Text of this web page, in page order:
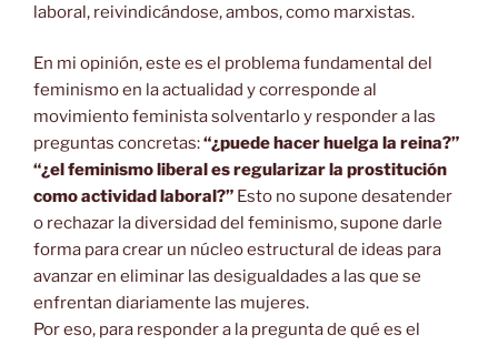
laboral, reivindicándose, ambos, como marxistas.
En mi opinión, este es el problema fundamental del
feminismo en la actualidad y corresponde al
movimiento feminista solventarlo y responder a las
preguntas concretas:“¿puede hacer huelga la reina?”
“¿el feminismo liberal es regularizar la prostitución
como actividad laboral?” Esto no supone desatender
o rechazar la diversidad del feminismo, supone darle
forma para crear un núcleo estructural de ideas para
avanzar en eliminar las desigualdades a las que se
enfrentan diariamente las mujeres.
Por eso, para responder a la pregunta de qué es el